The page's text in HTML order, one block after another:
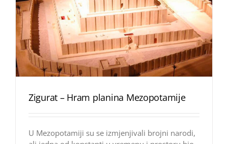
Zigurat – Hram planina Mezopotamije
U Mezopotamiji su se izmjenjivali brojni narodi,